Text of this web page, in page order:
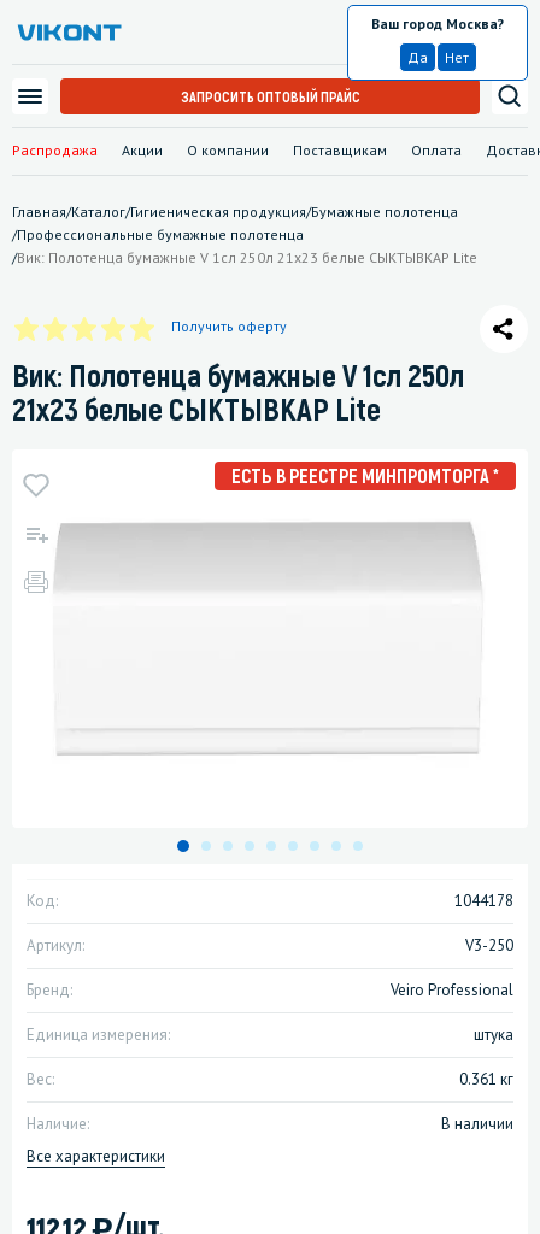
Распродажа Акции О компании Поставщикам Оплата
Москва
Ваш город Москва?
Да
Нет
ЗАПРОСИТЬ ОПТОВЫЙ ПРАЙС
Главная/Каталог/Гигиеническая продукция/Бумажные полотенца
/Профессиональные бумажные полотенца
/Вик: Полотенца бумажные V 1сл 250л 21х23 белые СЫКТЫВКАР Lite
Получить оферту
Вик: Полотенца бумажные V 1сл 250л
21х23 белые СЫКТЫВКАР Lite
ЕСТЬ В РЕЕСТРЕ МИНПРОМТОРГА *
Код: 1044178
Артикул: V3-250
Бренд: Veiro Professional
Единица измерения: штука
Вес: 0.361 кг
Наличие:
В наличии
Все характеристики
)/шт.